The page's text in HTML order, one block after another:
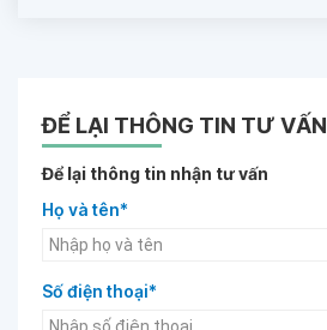
ĐỂ LẠI THÔNG TIN TƯ VẤN
Để lại thông tin nhận tư vấn
Họ và tên*
Số điện thoại*